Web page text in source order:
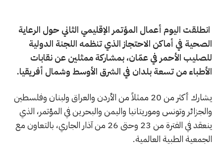
انطلقت اليوم أعمال المؤتمر الإقليمي الثاني حول الرعاية
الصحية في أماكن الاحتجاز الذي تنظمه اللجنة الدولية
للصليب الأحمر في عمّان، بمشاركة ممثلين عن نقابات
الأطباء من تسعة بلدان في الشرق الأوسط وشمال أفريقيا.
يشارك أكثر من 20 ممثلاً من الأردن والعراق ولبنان وفلسطين
والجزائر وتونس وموريتانيا واليمن والبحرين في المؤتمر، الذي
ينعقد في الفترة من 23 وحتى 26 من آذار الجاري، بالتعاون مع
الجمعية الطبية العالمية.